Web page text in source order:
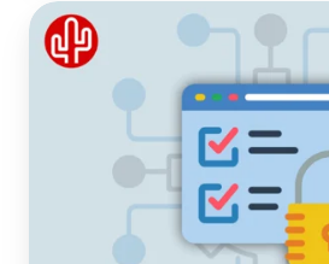
Zo
gaan